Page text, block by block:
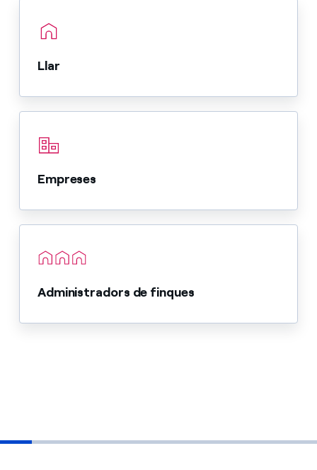
Llar
Empreses
Administradors de finques